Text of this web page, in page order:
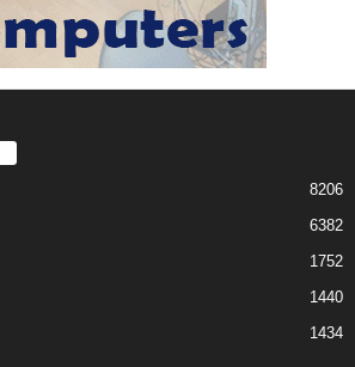
8206
6382
1752
1440
1434